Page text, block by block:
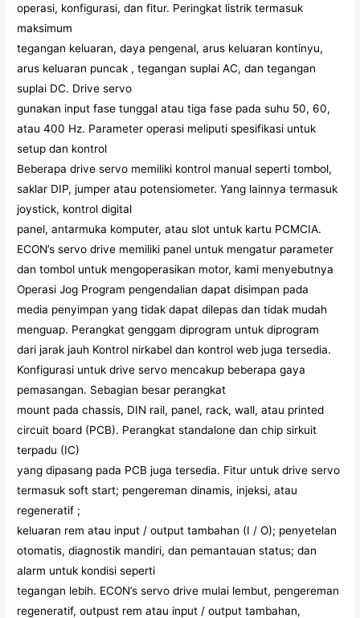
operasi, konfigurasi, dan fitur. Peringkat listrik termasuk
maksimum
tegangan keluaran, daya pengenal, arus keluaran kontinyu,
arus keluaran puncak , tegangan suplai AC, dan tegangan
suplai DC. Drive servo
gunakan input fase tunggal atau tiga fase pada suhu 50, 60,
atau 400 Hz. Parameter operasi meliputi spesifikasi untuk
setup dan kontrol
Beberapa drive servo memiliki kontrol manual seperti tombol,
saklar DIP, jumper atau potensiometer. Yang lainnya termasuk
joystick, kontrol digital
panel, antarmuka komputer, atau slot untuk kartu PCMCIA.
ECON’s servo drive memiliki panel untuk mengatur parameter
dan tombol untuk mengoperasikan motor, kami menyebutnya
Operasi Jog Program pengendalian dapat disimpan pada
media penyimpan yang tidak dapat dilepas dan tidak mudah
menguap. Perangkat genggam diprogram untuk diprogram
dari jarak jauh Kontrol nirkabel dan kontrol web juga tersedia.
Konfigurasi untuk drive servo mencakup beberapa gaya
pemasangan. Sebagian besar perangkat
mount pada chassis, DIN rail, panel, rack, wall, atau printed
circuit board (PCB). Perangkat standalone dan chip sirkuit
terpadu (IC)
yang dipasang pada PCB juga tersedia. Fitur untuk drive servo
termasuk soft start; pengereman dinamis, injeksi, atau
regeneratif ;
keluaran rem atau input / output tambahan (I / O); penyetelan
otomatis, diagnostik mandiri, dan pemantauan status; dan
alarm untuk kondisi seperti
tegangan lebih. ECON’s servo drive mulai lembut, pengereman
regeneratif, outpust rem atau input / output tambahan,